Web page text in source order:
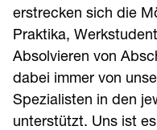
erstrecken sich die
Praktika,
Absolvieren von
dabei immer von
Spezialisten in den
unterstützt. Uns ist